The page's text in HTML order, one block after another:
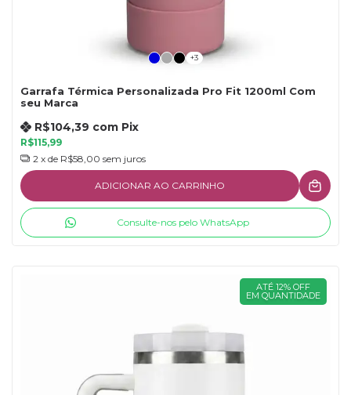
+3
Garrafa Térmica Personalizada Pro Fit 1200ml Com
seu Marca
R$115,99
R$104,39 com Pix
2 x de R$58,00 sem juros
ADICIONAR AO CARRINHO
Consulte-nos pelo WhatsApp
ATÉ 12% OFF
EM QUANTIDADE